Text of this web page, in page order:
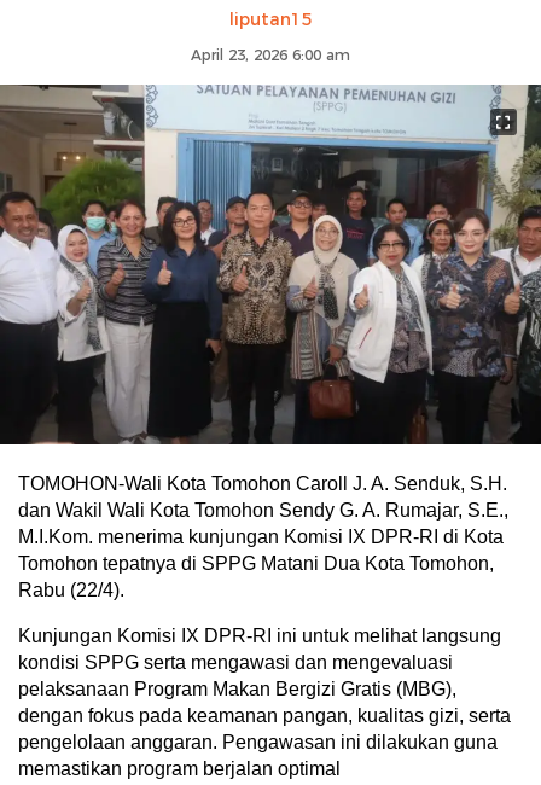
liputan15
April 23, 2026 6:00 am
TOMOHON-Wali Kota Tomohon Caroll J. A. Senduk, S.H.
dan Wakil Wali Kota Tomohon Sendy G. A. Rumajar, S.E.,
M.I.Kom. menerima kunjungan Komisi IX DPR-RI di Kota
Tomohon tepatnya di SPPG Matani Dua Kota Tomohon,
Rabu (22/4).
Kunjungan Komisi IX DPR-RI ini untuk melihat langsung
kondisi SPPG serta mengawasi dan mengevaluasi
pelaksanaan Program Makan Bergizi Gratis (MBG),
dengan fokus pada keamanan pangan, kualitas gizi, serta
pengelolaan anggaran. Pengawasan ini dilakukan guna
memastikan program berjalan optimal